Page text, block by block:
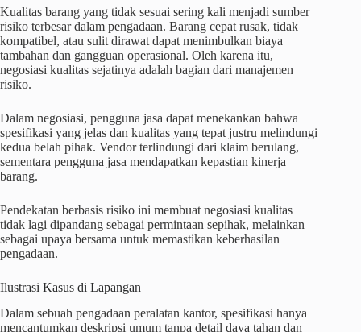
Kualitas barang yang tidak sesuai sering kali menjadi sumber
risiko terbesar dalam pengadaan. Barang cepat rusak, tidak
kompatibel, atau sulit dirawat dapat menimbulkan biaya
tambahan dan gangguan operasional. Oleh karena itu,
negosiasi kualitas sejatinya adalah bagian dari manajemen
risiko.
Dalam negosiasi, pengguna jasa dapat menekankan bahwa
spesifikasi yang jelas dan kualitas yang tepat justru melindungi
kedua belah pihak. Vendor terlindungi dari klaim berulang,
sementara pengguna jasa mendapatkan kepastian kinerja
barang.
Pendekatan berbasis risiko ini membuat negosiasi kualitas
tidak lagi dipandang sebagai permintaan sepihak, melainkan
sebagai upaya bersama untuk memastikan keberhasilan
pengadaan.
Ilustrasi Kasus di Lapangan
Dalam sebuah pengadaan peralatan kantor, spesifikasi hanya
mencantumkan deskripsi umum tanpa detail daya tahan dan